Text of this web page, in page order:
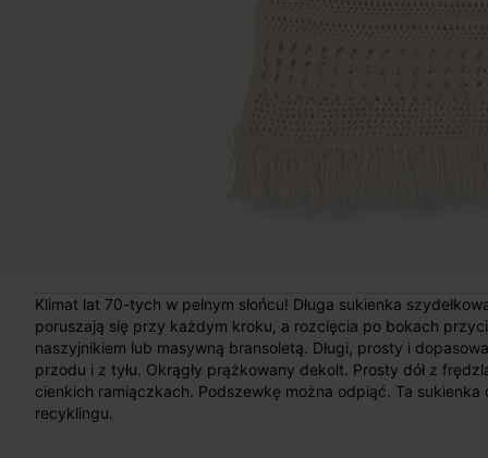
Klimat lat 70-tych w pełnym słońcu! Długa sukienka
poruszają się przy każdym kroku, a rozcięcia po bokach
naszyjnikiem lub masywną bransoletą. Długi, prosty i
przodu i z tyłu. Okrągły prążkowany dekolt. Prosty dół z
cienkich ramiączkach. Podszewkę można odpiąć. Ta
recyklingu.